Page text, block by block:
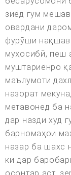
зиёд гум
овардани
фурӯши
муҳосибӣ, пеш
муштариёнро
маълумоти
назорат
метавонед ба
дар назди худ
барномаҳои
назар ба шахс
ки дар